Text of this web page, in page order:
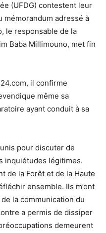
(UFDG) contestent leur
mémorandum adressé à
, le responsable de la
Baba Millimouno, met fin
, il confirme
même sa
ayant conduit à sa
pour discuter de
inquiétudes légitimes.
de la Forêt et de la Haute
ensemble. Ils m’ont
la communication du
a permis de dissiper
demeurent